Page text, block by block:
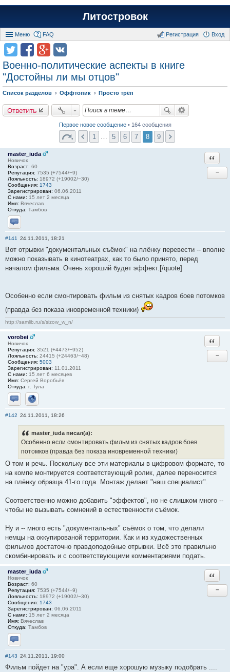
Литостровок
Меню FAQ Вход
Регистрация
Военно-политические аспекты в книге
"Достойны ли мы отцов"
Список разделов Оффтопик Просто трёп
Ответить
Первое новое сообщение• 164 сообщения
1 5 6 7 8 9
master_iuda
Новичок
Возраст: 60
Репутация: 7535 (+7544/−9)
Лояльность: 18972 (+19002/−30)
Сообщения: 1743
Зарегистрирован: 06.06.2011
С нами: 15 лет 2 месяца
Имя: Вячеслав
Откуда: Тамбов
Отправить личное сообщение
−
#141 24.11.2011, 18:21
Вот отрывки "документальных съёмок" на плёнку перевести -- вполне
можно показывать в кинотеатрах, как то было принято, перед
началом фильма. Очень хороший будет эффект.[/quote]
Особенно если смонтировать фильм из снятых кадров боев потомков
(правда без показа иновременной техники)
http://samlib.ru/s/sizow_w_n/
vorobei
Новичок
Репутация: 3521 (+4473/−952)
Лояльность: 24415 (+24463/−48)
Сообщения: 5003
Зарегистрирован: 11.01.2011
С нами: 15 лет 6 месяцев
Имя: Сергей Воробьёв
Откуда: г. Тула
Отправить личное сообщение
Сайт
−
#142 24.11.2011, 18:26
master_iuda писал(а):
Особенно если смонтировать фильм из снятых кадров боев
потомков (правда без показа иновременной техники)
О том и речь. Поскольку все эти материалы в цифровом формате, то
на компе монтируется соответствующий ролик, далее переносится
на плёнку образца 41-го года. Монтаж делает "наш специалист".
Соответственно можно добавить "эффектов", но не слишком много --
чтобы не вызывать сомнений в естественности съёмок.
Ну и -- много есть "документальных" съёмок о том, что делали
немцы на оккупированой территории. Как и из художественных
фильмов достаточно правдоподобные отрывки. Всё это правильно
скомбинировать и с соответствующими комментариями подать.
master_iuda
Новичок
Возраст: 60
Репутация: 7535 (+7544/−9)
Лояльность: 18972 (+19002/−30)
Сообщения: 1743
Зарегистрирован: 06.06.2011
С нами: 15 лет 2 месяца
Имя: Вячеслав
Откуда: Тамбов
Отправить личное сообщение
−
#143 24.11.2011, 19:00
Фильм пойдет на "ура". А если еще хорошую музыку подобрать ....